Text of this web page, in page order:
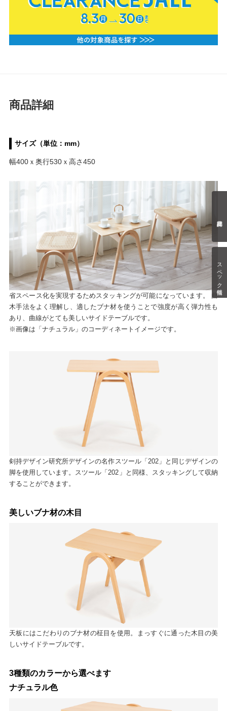
スペック情報
商品詳細
サイズ（単位：mm）
幅400ｘ奥行530ｘ高さ450
省スペース化を実現するためスタッキングが可能になっています。 曲
木手法をよく理解し、適したブナ材を使うことで強度が高く弾力性も
あり、曲線がとても美しいサイドテーブルです。
※画像は「ナチュラル」のコーディネートイメージです。
剣持デザイン研究所デザインの名作スツール「202」と同じデザインの
脚を使用しています。スツール「202」と同様、スタッキングして収納
することができます。
美しいブナ材の木目
天板にはこだわりのブナ材の柾目を使用。まっすぐに通った木目の美
しいサイドテーブルです。
3種類のカラーから選べます
ナチュラル色